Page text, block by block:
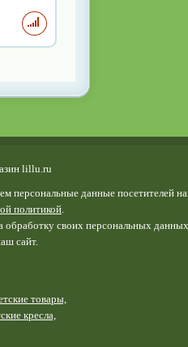
lillu.ru
персональные данные посетителей
политикой.
обработку своих персональных
сайт.